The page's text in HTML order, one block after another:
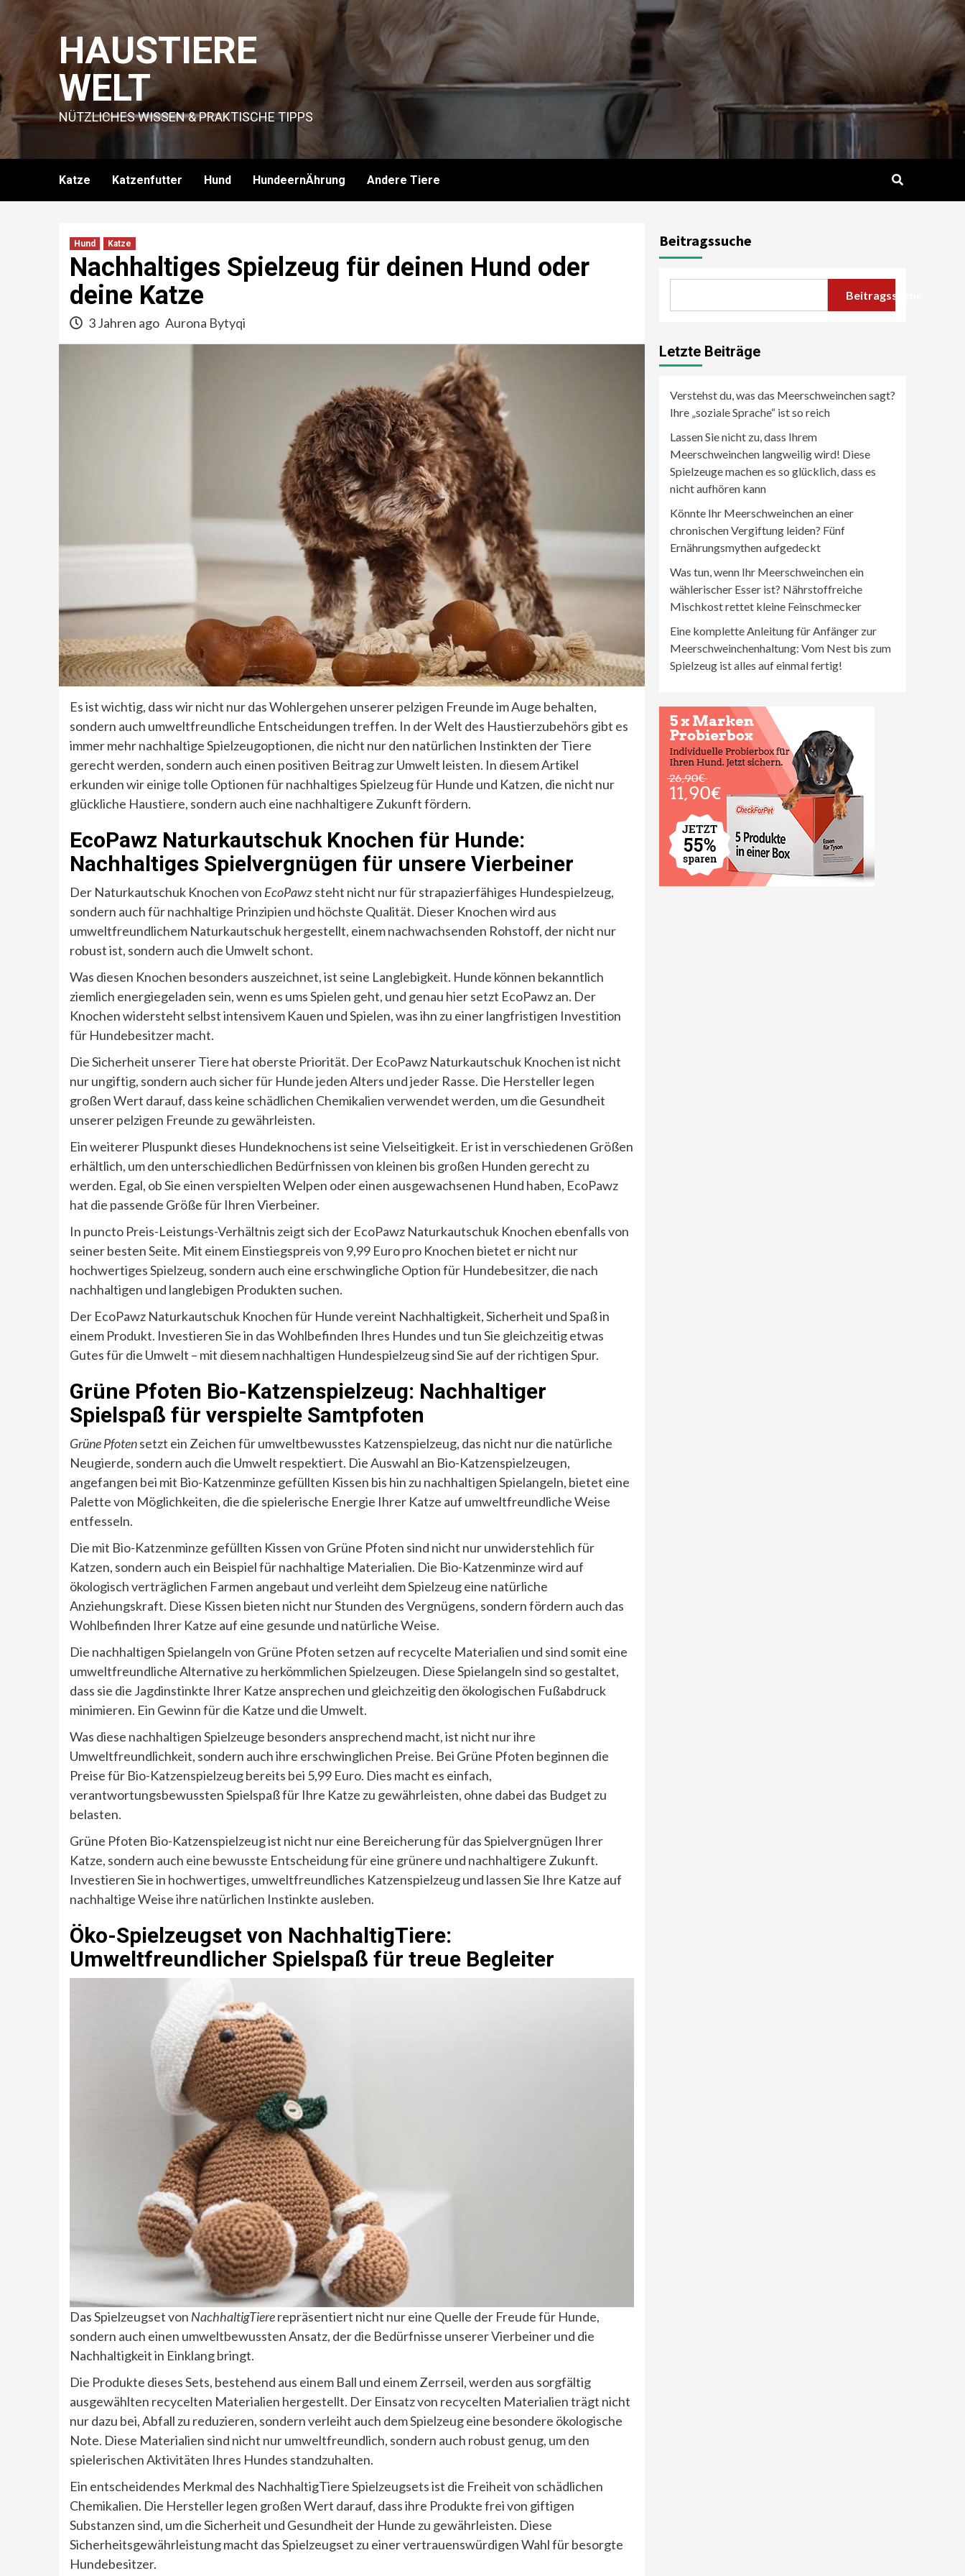
content
HAUSTIERE
WELT
NÜTZLICHES WISSEN & PRAKTISCHE TIPPS
Katze Katzenfutter Hund HundeernÄhrung Andere Tiere
Hund Katze
Nachhaltiges Spielzeug für deinen Hund oder
deine Katze
3 Jahren ago Aurona Bytyqi
Es ist wichtig, dass wir nicht nur das Wohlergehen unserer pelzigen Freunde im Auge behalten,
sondern auch umweltfreundliche Entscheidungen treffen. In der Welt des Haustierzubehörs gibt es
immer mehr nachhaltige Spielzeugoptionen, die nicht nur den natürlichen Instinkten der Tiere
gerecht werden, sondern auch einen positiven Beitrag zur Umwelt leisten. In diesem Artikel
erkunden wir einige tolle Optionen für nachhaltiges Spielzeug für Hunde und Katzen, die nicht nur
glückliche Haustiere, sondern auch eine nachhaltigere Zukunft fördern.
EcoPawz Naturkautschuk Knochen für Hunde:
Nachhaltiges Spielvergnügen für unsere Vierbeiner
Der Naturkautschuk Knochen von EcoPawzsteht nicht nur für strapazierfähiges Hundespielzeug,
sondern auch für nachhaltige Prinzipien und höchste Qualität. Dieser Knochen wird aus
umweltfreundlichem Naturkautschuk hergestellt, einem nachwachsenden Rohstoff, der nicht nur
robust ist, sondern auch die Umwelt schont.
Was diesen Knochen besonders auszeichnet, ist seine Langlebigkeit. Hunde können bekanntlich
ziemlich energiegeladen sein, wenn es ums Spielen geht, und genau hier setzt EcoPawz an. Der
Knochen widersteht selbst intensivem Kauen und Spielen, was ihn zu einer langfristigen Investition
für Hundebesitzer macht.
Die Sicherheit unserer Tiere hat oberste Priorität. Der EcoPawz Naturkautschuk Knochen ist nicht
nur ungiftig, sondern auch sicher für Hunde jeden Alters und jeder Rasse. Die Hersteller legen
großen Wert darauf, dass keine schädlichen Chemikalien verwendet werden, um die Gesundheit
unserer pelzigen Freunde zu gewährleisten.
Ein weiterer Pluspunkt dieses Hundeknochens ist seine Vielseitigkeit. Er ist in verschiedenen Größen
erhältlich, um den unterschiedlichen Bedürfnissen von kleinen bis großen Hunden gerecht zu
werden. Egal, ob Sie einen verspielten Welpen oder einen ausgewachsenen Hund haben, EcoPawz
hat die passende Größe für Ihren Vierbeiner.
In puncto Preis-Leistungs-Verhältnis zeigt sich der EcoPawz Naturkautschuk Knochen ebenfalls von
seiner besten Seite. Mit einem Einstiegspreis von 9,99 Euro pro Knochen bietet er nicht nur
hochwertiges Spielzeug, sondern auch eine erschwingliche Option für Hundebesitzer, die nach
nachhaltigen und langlebigen Produkten suchen.
Der EcoPawz Naturkautschuk Knochen für Hunde vereint Nachhaltigkeit, Sicherheit und Spaß in
einem Produkt. Investieren Sie in das Wohlbefinden Ihres Hundes und tun Sie gleichzeitig etwas
Gutes für die Umwelt – mit diesem nachhaltigen Hundespielzeug sind Sie auf der richtigen Spur.
Grüne Pfoten Bio-Katzenspielzeug: Nachhaltiger
Spielspaß für verspielte Samtpfoten
Grüne Pfotensetzt ein Zeichen für umweltbewusstes Katzenspielzeug, das nicht nur die natürliche
Neugierde, sondern auch die Umwelt respektiert. Die Auswahl an Bio-Katzenspielzeugen,
angefangen bei mit Bio-Katzenminze gefüllten Kissen bis hin zu nachhaltigen Spielangeln, bietet eine
Palette von Möglichkeiten, die die spielerische Energie Ihrer Katze auf umweltfreundliche Weise
entfesseln.
Die mit Bio-Katzenminze gefüllten Kissen von Grüne Pfoten sind nicht nur unwiderstehlich für
Katzen, sondern auch ein Beispiel für nachhaltige Materialien. Die Bio-Katzenminze wird auf
ökologisch verträglichen Farmen angebaut und verleiht dem Spielzeug eine natürliche
Anziehungskraft. Diese Kissen bieten nicht nur Stunden des Vergnügens, sondern fördern auch das
Wohlbefinden Ihrer Katze auf eine gesunde und natürliche Weise.
Die nachhaltigen Spielangeln von Grüne Pfoten setzen auf recycelte Materialien und sind somit eine
umweltfreundliche Alternative zu herkömmlichen Spielzeugen. Diese Spielangeln sind so gestaltet,
dass sie die Jagdinstinkte Ihrer Katze ansprechen und gleichzeitig den ökologischen Fußabdruck
minimieren. Ein Gewinn für die Katze und die Umwelt.
Was diese nachhaltigen Spielzeuge besonders ansprechend macht, ist nicht nur ihre
Umweltfreundlichkeit, sondern auch ihre erschwinglichen Preise. Bei Grüne Pfoten beginnen die
Preise für Bio-Katzenspielzeug bereits bei 5,99 Euro. Dies macht es einfach,
verantwortungsbewussten Spielspaß für Ihre Katze zu gewährleisten, ohne dabei das Budget zu
belasten.
Grüne Pfoten Bio-Katzenspielzeug ist nicht nur eine Bereicherung für das Spielvergnügen Ihrer
Katze, sondern auch eine bewusste Entscheidung für eine grünere und nachhaltigere Zukunft.
Investieren Sie in hochwertiges, umweltfreundliches Katzenspielzeug und lassen Sie Ihre Katze auf
nachhaltige Weise ihre natürlichen Instinkte ausleben.
Öko-Spielzeugset von NachhaltigTiere:
Umweltfreundlicher Spielspaß für treue Begleiter
Das Spielzeugset von NachhaltigTiererepräsentiert nicht nur eine Quelle der Freude für Hunde,
sondern auch einen umweltbewussten Ansatz, der die Bedürfnisse unserer Vierbeiner und die
Nachhaltigkeit in Einklang bringt.
Die Produkte dieses Sets, bestehend aus einem Ball und einem Zerrseil, werden aus sorgfältig
ausgewählten recycelten Materialien hergestellt. Der Einsatz von recycelten Materialien trägt nicht
nur dazu bei, Abfall zu reduzieren, sondern verleiht auch dem Spielzeug eine besondere ökologische
Note. Diese Materialien sind nicht nur umweltfreundlich, sondern auch robust genug, um den
spielerischen Aktivitäten Ihres Hundes standzuhalten.
Ein entscheidendes Merkmal des NachhaltigTiere Spielzeugsets ist die Freiheit von schädlichen
Chemikalien. Die Hersteller legen großen Wert darauf, dass ihre Produkte frei von giftigen
Substanzen sind, um die Sicherheit und Gesundheit der Hunde zu gewährleisten. Diese
Sicherheitsgewährleistung macht das Spielzeugset zu einer vertrauenswürdigen Wahl für besorgte
Hundebesitzer.
Beitragssuche
Beitragssuche
Letzte Beiträge
Verstehst du, was das Meerschweinchen sagt?
Ihre „soziale Sprache“ ist so reich
Lassen Sie nicht zu, dass Ihrem
Meerschweinchen langweilig wird! Diese
Spielzeuge machen es so glücklich, dass es
nicht aufhören kann
Könnte Ihr Meerschweinchen an einer
chronischen Vergiftung leiden? Fünf
Ernährungsmythen aufgedeckt
Was tun, wenn Ihr Meerschweinchen ein
wählerischer Esser ist? Nährstoffreiche
Mischkost rettet kleine Feinschmecker
Eine komplette Anleitung für Anfänger zur
Meerschweinchenhaltung: Vom Nest bis zum
Spielzeug ist alles auf einmal fertig!